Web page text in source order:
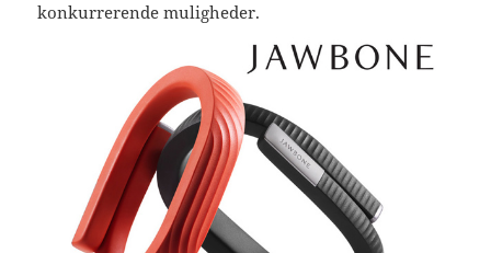
konkurrerende muligheder.